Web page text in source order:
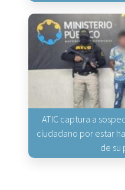
ATIC captura a
ciudadano por estar
de su